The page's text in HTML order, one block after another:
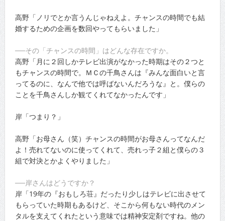
高野「ノリでとか言うんじゃねえよ。チャンスの時間でも結
婚するための企画を数回やってもらいました」
──その「チャンスの時間」はどんな存在ですか。
高野「月に２回しかテレビ出演がなかった時期はその２つと
もチャンスの時間で。ＭＣの千鳥さんは『みんな面白いと言
ってるのに、なんで他では呼ばないんだろうな』と。僕らの
ことを千鳥さんしか観てくれてなかったんです」
岸「つまり？」
高野「お母さん（笑）チャンスの時間がお母さんってなんだ
よ！売れてないのに使ってくれて、売れっ子２組と僕らの３
組で対決とかよくやりました」
──岸さんはどうですか？
岸「19年の『おもしろ荘』だったり少しはテレビに出させて
もらっていた時期もあるけど、そこから何もない時代のメン
タルを支えてくれたという意味では精神安定剤ですね。他の